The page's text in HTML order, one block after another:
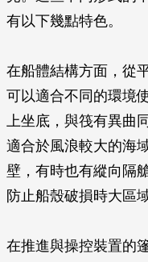
有以下幾點特色。
在船體結構方面，從
可以適合不同的環境
上坐底，與筏有異曲
適合於風浪較大的海
壁，有時也有縱向隔
防止船殼破損時大區
在推進與操控裝置的